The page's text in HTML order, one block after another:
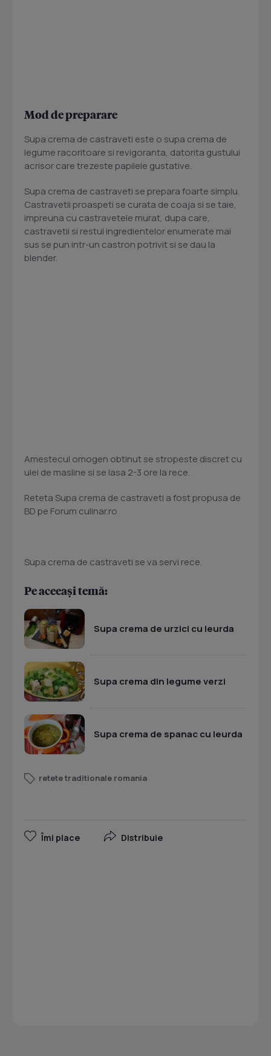
Mod de preparare
Supa crema de castraveti este o supa crema de
legume racoritoare si revigoranta, datorita gustului
acrisor care trezeste papilele gustative.
Supa crema de castraveti se prepara foarte simplu.
Castravetii proaspeti se curata de coaja si se taie,
impreuna cu castravetele murat, dupa care,
castravetii si restul ingredientelor enumerate mai
sus se pun intr-un castron potrivit si se dau la
blender.
Amestecul omogen obtinut se stropeste discret cu
ulei de masline si se lasa 2-3 ore la rece.
Reteta Supa crema de castraveti a fost propusa de
BD pe Forum culinar.ro
Supa crema de castraveti se va servi rece.
Pe aceeași temă:
Supa crema de urzici cu leurda
Supa crema din legume verzi
Supa crema de spanac cu leurda
retete traditionale romania
Îmi place Distribuie